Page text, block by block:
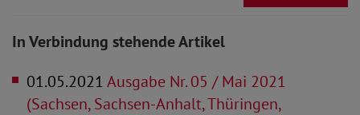
In Verbindung stehende Artikel
01.05.2021Ausgabe Nr. 05 / Mai 2021
(Sachsen, Sachsen-Anhalt, Thüringen,